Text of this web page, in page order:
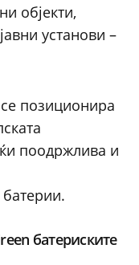
објекти,
установи –
позиционира
поодржлива и
батериските